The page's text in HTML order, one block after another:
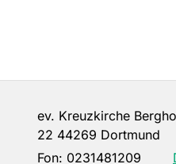
ev. Kreuzkirche
22 44269 Dortmund
Fon: 0231481209